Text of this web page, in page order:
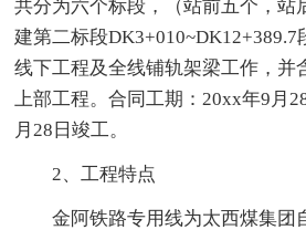
共分为六个标段，（站前五个，站
建第二标段
线下工程及全线铺轨架梁工作，并
上部工程。合同工期：20xx年9月
月28日竣工。
2、工程特点
金阿铁路专用线为太西煤集团